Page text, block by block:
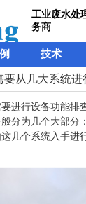
工业废水处
务商
技术
从几大系统进
行设备功能排
分为几个大部分
几个系统入手进